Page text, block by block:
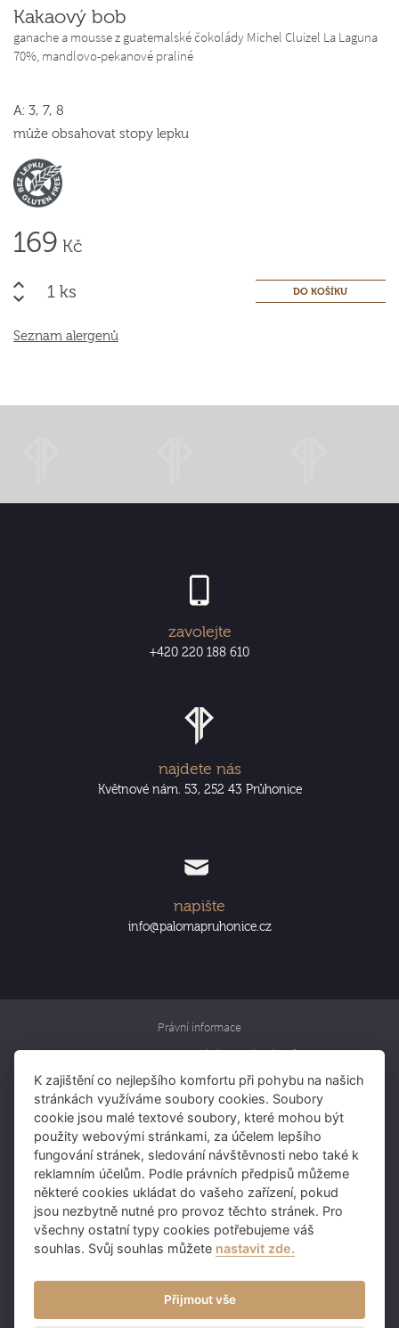
Kakaový bob
ganache a mousse z guatemalské čokolády Michel Cluizel La Laguna
70%, mandlovo-pekanové praliné
A: 3, 7, 8
může obsahovat stopy lepku
169 Kč
ks
Seznam alergenů
zavolejte
+420 220 188 610
najdete nás
Květnové nám. 53, 252 43 Průhonice
napište
info@palomapruhonice.cz
Právní informace
Informace o zpracování osobních údajů
Rezervujte si pokoj
Rezervujte si stůl
Darujte voucher
Skupina IMOBA:
Čapí Hnízdo
Sokolovna Průhonice
Columna Chodov
Pumpa Průhonice
K zajištění co nejlepšího komfortu při pohybu na našich
stránkách využíváme soubory cookies. Soubory
cookie jsou malé textové soubory, které mohou být
použity webovými stránkami, za účelem lepšího
fungování stránek, sledování návštěvnosti nebo také k
reklamním účelům. Podle právních předpisů můžeme
některé cookies ukládat do vašeho zařízení, pokud
jsou nezbytně nutné pro provoz těchto stránek. Pro
všechny ostatní typy cookies potřebujeme váš
souhlas. Svůj souhlas můžete nastavit zde.
Přijmout vše